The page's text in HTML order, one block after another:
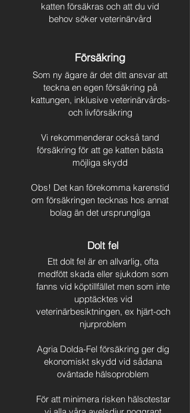
katten försäkras och att du vid
behov söker veterinärvård
Försäkring
Som ny ägare är det ditt ansvar att
teckna en egen försäkring på
kattungen, inklusive veterinärvårds-
och livförsäkring
Vi rekommenderar också tand
försäkring för att ge katten bästa
möjliga skydd
Obs! Det kan förekomma karenstid
om försäkringen tecknas hos annat
bolag än det ursprungliga
Dolt fel
Ett dolt fel är en allvarlig, ofta
medfött skada eller sjukdom som
fanns vid köptillfället men som inte
upptäcktes vid
veterinärbesiktningen, ex hjärt-och
njurproblem
Agria Dolda-Fel försäkring ger dig
ekonomiskt skydd vid sådana
oväntade hälsoproblem
För att minimera risken hälsotestar